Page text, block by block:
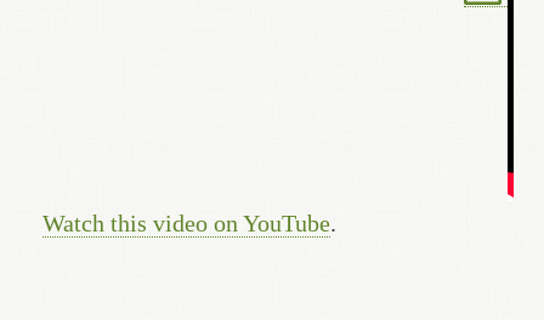
Watch this video on YouTube.